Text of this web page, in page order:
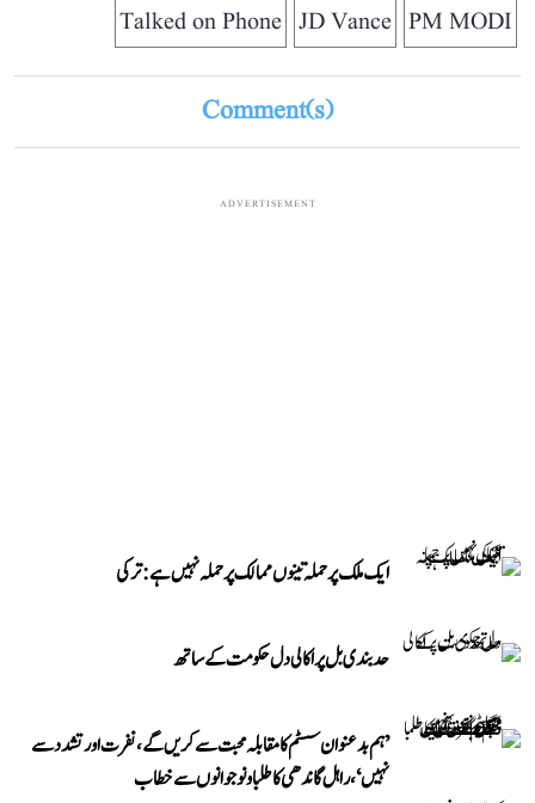
PM MODI
JD Vance
Talked on Phone
Comment(s)
ADVERTISEMENT
ایک ملک پر حملہ تینوں ممالک پر حملہ نہیں ہے: ترکی
حد بندی بل پر اکالی دل حکومت کے ساتھ
’ہم بدعنوان سسٹم کا مقابلہ محبت سے کریں گے، نفرت اور تشدد سے
نہیں‘، راہل گاندھی کا طلبا و نوجوانوں سے خطاب